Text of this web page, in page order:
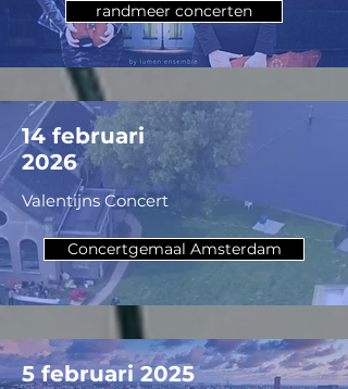
randmeer concerten
14 februari
2026
Valentijns Concert
Concertgemaal Amsterdam
5 februari 2025